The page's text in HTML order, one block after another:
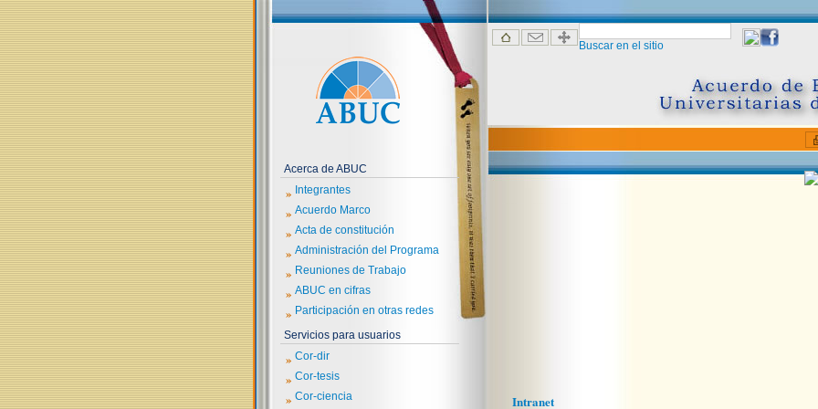
Acerca de ABUC
» Integrantes
» Acuerdo Marco
» Acta de constitución
» Administración del Programa
» Reuniones de Trabajo
» ABUC en cifras
» Participación en otras redes
Servicios para usuarios
» Cor-dir
» Cor-tesis
» Cor-ciencia
Buscar en el sitio
Intranet